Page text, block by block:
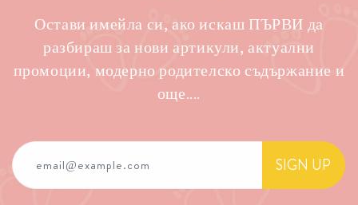
Остави имейла си, ако искаш ПЪРВИ да
разбираш за нови артикули, актуални
промоции, модерно родителско съдържание и
още....
email@example.com SIGN UP